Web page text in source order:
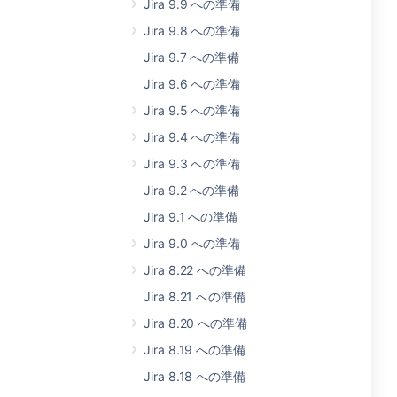
Jira 9.9 への準備
Jira 9.8 への準備
Jira 9.7 への準備
Jira 9.6 への準備
Jira 9.5 への準備
Jira 9.4 への準備
Jira 9.3 への準備
Jira 9.2 への準備
Jira 9.1 への準備
Jira 9.0 への準備
Jira 8.22 への準備
Jira 8.21 への準備
Jira 8.20 への準備
Jira 8.19 への準備
Jira 8.18 への準備